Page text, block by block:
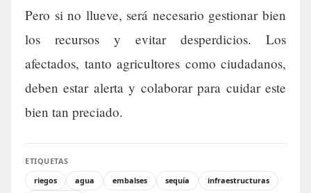
Pero si no llueve, será necesario gestionar bien
los recursos y evitar desperdicios. Los
afectados, tanto agricultores como ciudadanos,
deben estar alerta y colaborar para cuidar este
bien tan preciado.
ETIQUETAS
riegos
agua embalses sequía
infraestructuras